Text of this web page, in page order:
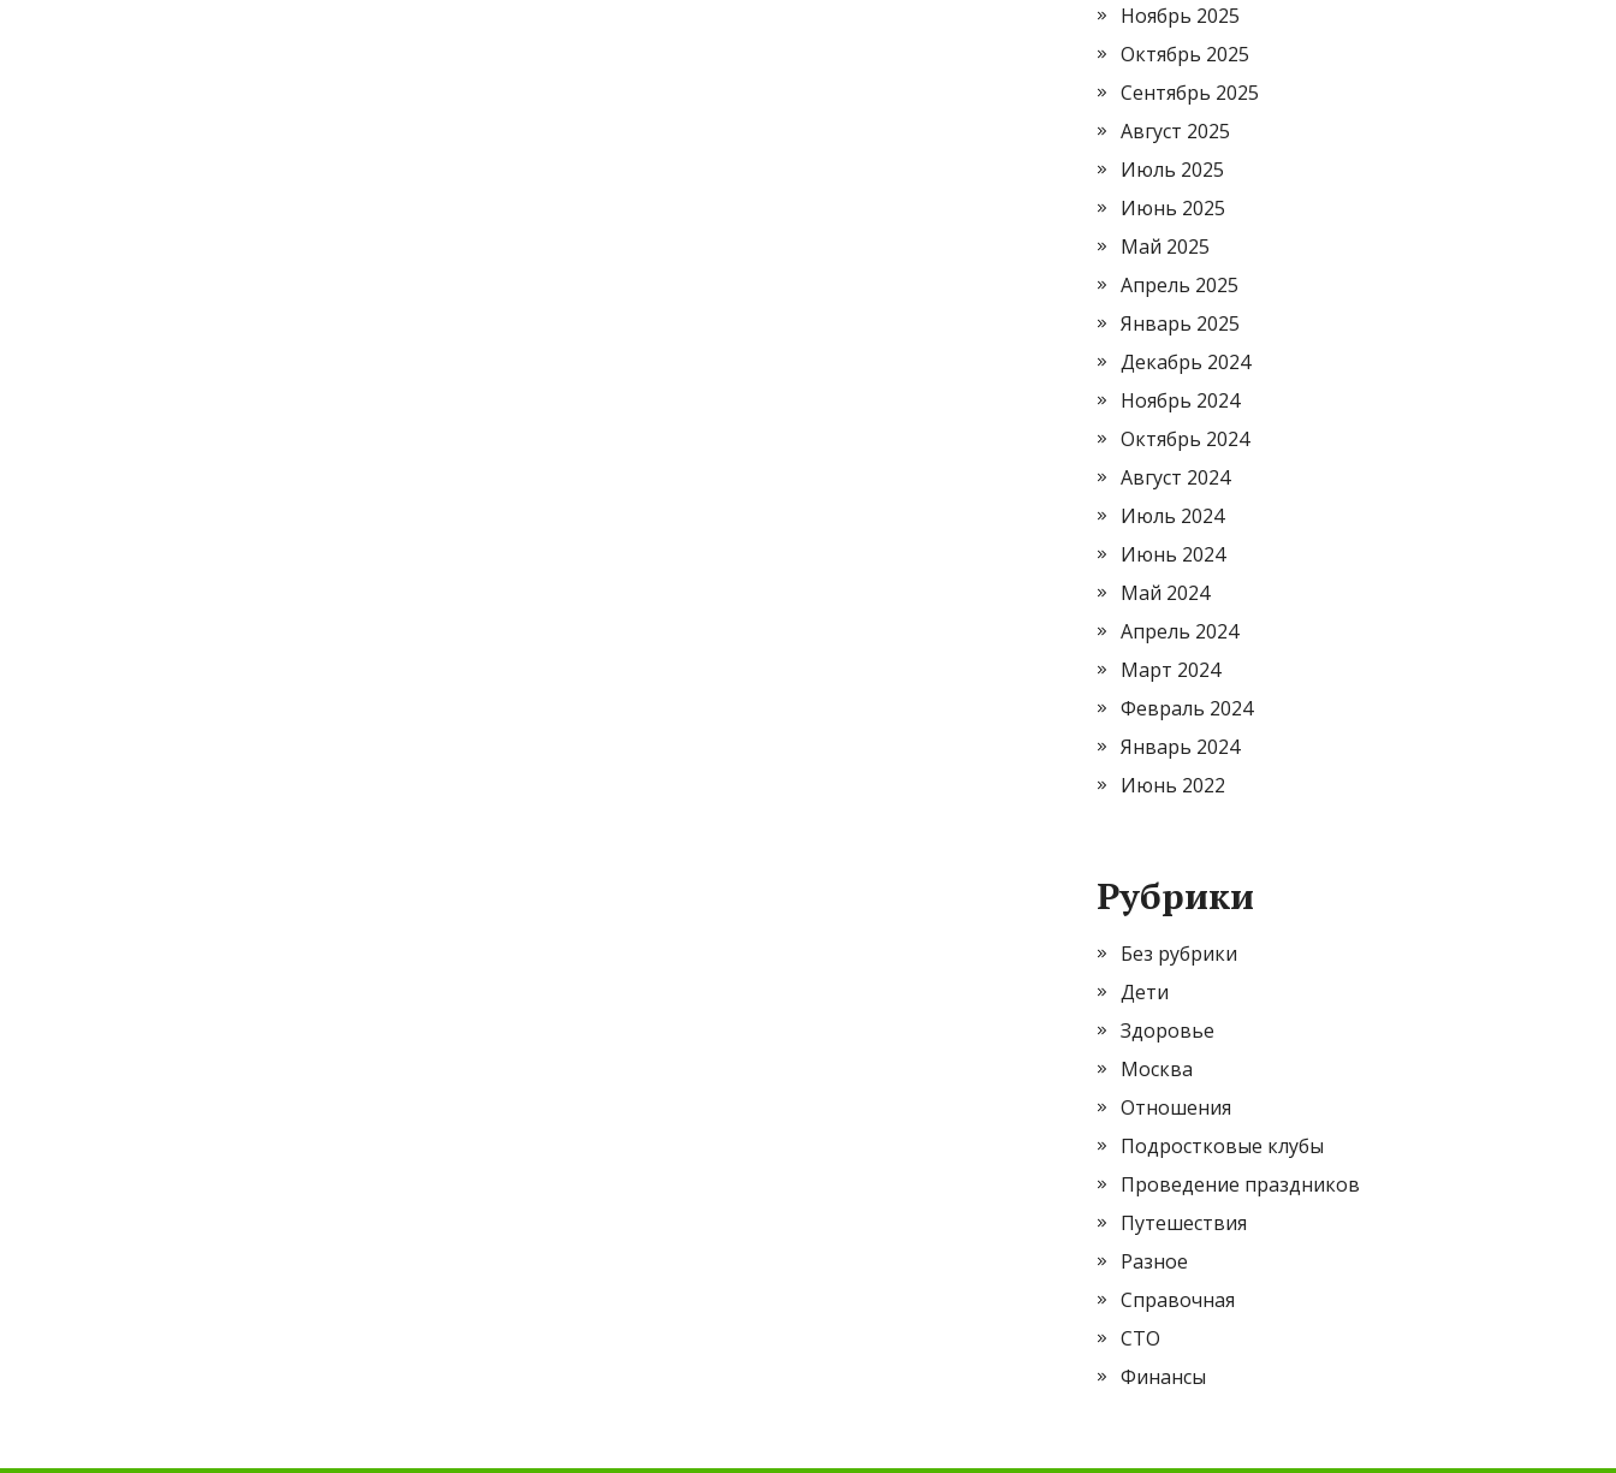
Ноябрь 2025
Октябрь 2025
Сентябрь 2025
Август 2025
Июль 2025
Июнь 2025
Май 2025
Апрель 2025
Январь 2025
Декабрь 2024
Ноябрь 2024
Октябрь 2024
Август 2024
Июль 2024
Июнь 2024
Май 2024
Апрель 2024
Март 2024
Февраль 2024
Январь 2024
Июнь 2022
Рубрики
Без рубрики
Дети
Здоровье
Москва
Отношения
Подростковые клубы
Проведение праздников
Путешествия
Разное
Справочная
СТО
Финансы